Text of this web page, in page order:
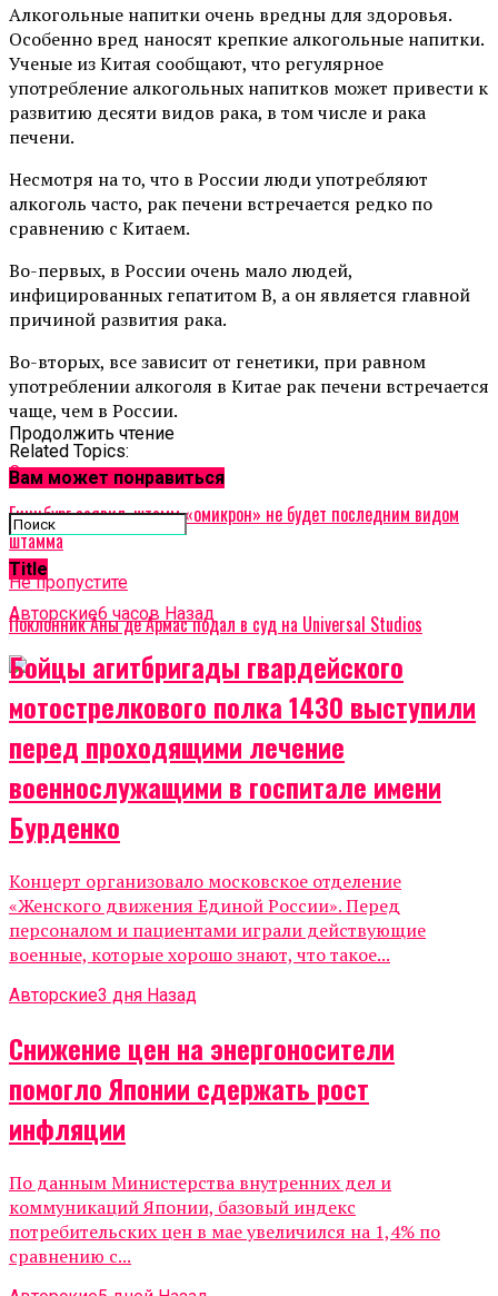
Алкогольные напитки очень вредны для здоровья.
Особенно вред наносят крепкие алкогольные напитки.
Ученые из Китая сообщают, что регулярное
употребление алкогольных напитков может привести к
развитию десяти видов рака, в том числе и рака
печени.
Несмотря на то, что в России люди употребляют
алкоголь часто, рак печени встречается редко по
сравнению с Китаем.
Во-первых, в России очень мало людей,
инфицированных гепатитом В, а он является главной
причиной развития рака.
Во-вторых, все зависит от генетики, при равном
употреблении алкоголя в Китае рак печени встречается
чаще, чем в России.
Related Topics:
Cледующее
Гинцбург заявил, штамм «омикрон» не будет последним видом
штамма
Не пропустите
Поклонник Аны де Армас подал в суд на Universal Studios
Продолжить чтение
Вам может понравиться
Title
Авторские6 часов Назад
Бойцы агитбригады гвардейского
мотострелкового полка 1430 выступили
перед проходящими лечение
военнослужащими в госпитале имени
Бурденко
Концерт организовало московское отделение
«Женского движения Единой России». Перед
персоналом и пациентами играли действующие
военные, которые хорошо знают, что такое...
Авторские3 дня Назад
Снижение цен на энергоносители
помогло Японии сдержать рост
инфляции
По данным Министерства внутренних дел и
коммуникаций Японии, базовый индекс
потребительских цен в мае увеличился на 1,4% по
сравнению с...